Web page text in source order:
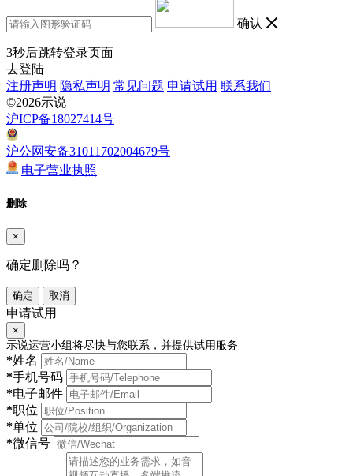
确认
3秒后跳转登录页面
去登陆
注册声明 隐私声明 常见问题 申请试用 联系我们
©2026示说
沪ICP备18027414号
沪公网安备31011702004679号
电子营业执照
删除
×
确定删除吗？
确定 取消
申请试用
×
示说运营小组将尽快与您联系，并提供试用服务
*姓名
*手机号码
*电子邮件
*职位
*单位
*微信号